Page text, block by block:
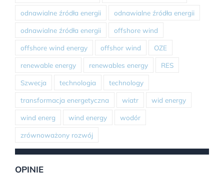
odnawialne źródła energii odnawialne źródła energii
odnawialne źródła energii offshore wind
offshore wind energy offshor wind OZE
renewable energy renewables energy RES
Szwecja technologia technology
transformacja energetyczna wiatr wid energy
wind energ wind energy wodór
zrównoważony rozwój
OPINIE